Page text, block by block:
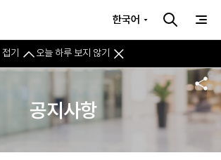
접기 오늘 하루 보지 않기
한국어
공지사항